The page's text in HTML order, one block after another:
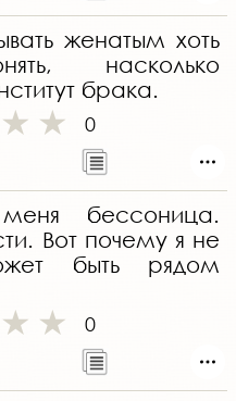
женатым хоть
насколько
брака.
0
бессоница.
Вот почему я не
быть рядом
0